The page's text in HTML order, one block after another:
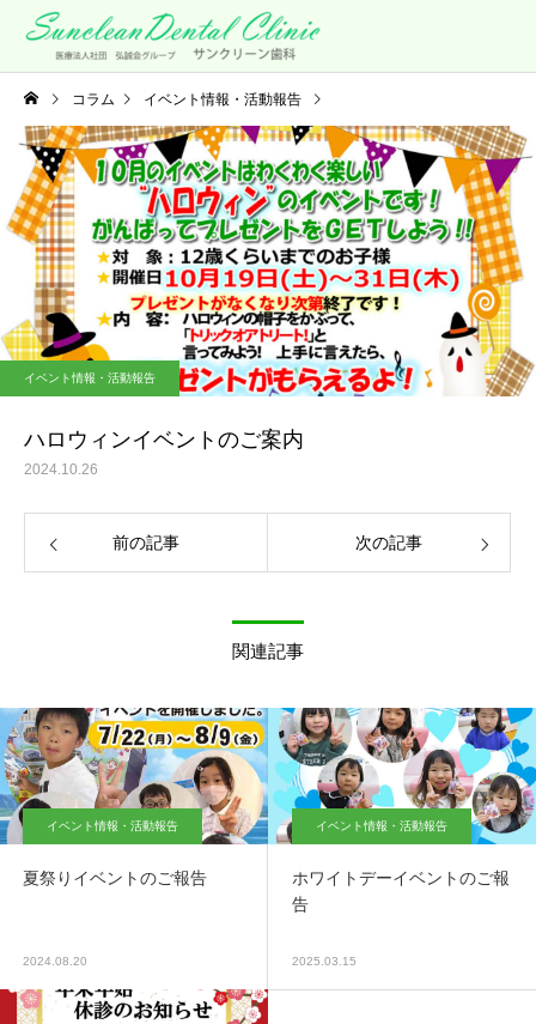
コラム イベント情報・活動報告
イベント情報・活動報告
ハロウィンイベントのご案内
2024.10.26
前の記事 次の記事
関連記事
イベント情報・活動報告
夏祭りイベントのご報告
2024.08.20
イベント情報・活動報告
ホワイトデーイベントのご報
告
2025.03.15